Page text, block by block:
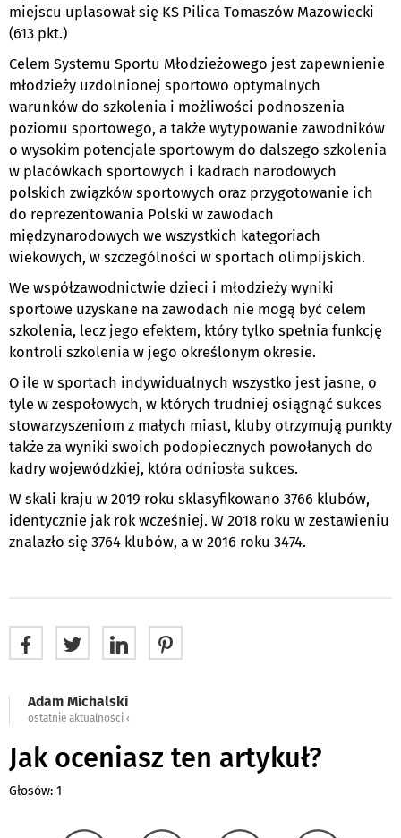
miejscu uplasował się KS Pilica Tomaszów Mazowiecki
(613 pkt.)
Celem Systemu Sportu Młodzieżowego jest zapewnienie
młodzieży uzdolnionej sportowo optymalnych
warunków do szkolenia i możliwości podnoszenia
poziomu sportowego, a także wytypowanie zawodników
o wysokim potencjale sportowym do dalszego szkolenia
w placówkach sportowych i kadrach narodowych
polskich związków sportowych oraz przygotowanie ich
do reprezentowania Polski w zawodach
międzynarodowych we wszystkich kategoriach
wiekowych, w szczególności w sportach olimpijskich.
We współzawodnictwie dzieci i młodzieży wyniki
sportowe uzyskane na zawodach nie mogą być celem
szkolenia, lecz jego efektem, który tylko spełnia funkcję
kontroli szkolenia w jego określonym okresie.
O ile w sportach indywidualnych wszystko jest jasne, o
tyle w zespołowych, w których trudniej osiągnąć sukces
stowarzyszeniom z małych miast, kluby otrzymują punkty
także za wyniki swoich podopiecznych powołanych do
kadry wojewódzkiej, która odniosła sukces.
W skali kraju w 2019 roku sklasyfikowano 3766 klubów,
identycznie jak rok wcześniej. W 2018 roku w zestawieniu
znalazło się 3764 klubów, a w 2016 roku 3474.
Adam Michalski
ostatnie aktualności ‹
Jak oceniasz ten artykuł?
Głosów: 1